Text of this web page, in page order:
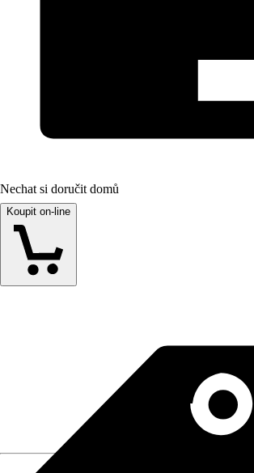
Nechat si doručit domů
Koupit on-line